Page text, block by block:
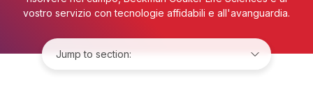
vostro servizio con tecnologie affidabili e all'avanguardia.